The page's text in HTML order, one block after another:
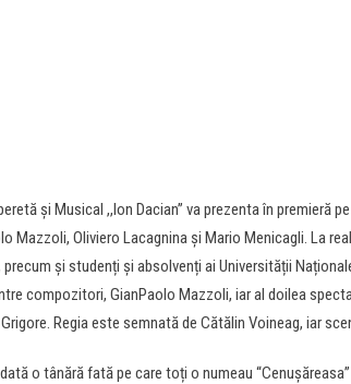
şi Musical ,,Ion Dacian’’ va prezenta în premieră
Mazzoli, Oliviero Lacagnina și Mario Menicagli. La
și studenți și absolvenți ai Universității
compozitori, GianPaolo Mazzoli, iar al doilea
Regia este semnată de Cătălin Voineag, iar
o tânără fată pe care toți o numeau